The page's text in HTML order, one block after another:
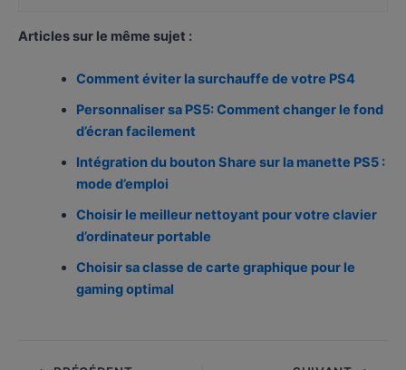
Articles sur le même sujet :
Comment éviter la surchauffe de votre PS4
Personnaliser sa PS5: Comment changer le fond
d’écran facilement
Intégration du bouton Share sur la manette PS5 :
mode d’emploi
Choisir le meilleur nettoyant pour votre clavier
d’ordinateur portable
Choisir sa classe de carte graphique pour le
gaming optimal